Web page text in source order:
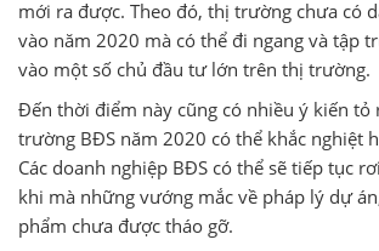
mới ra được. Theo đó, thị trường chưa có
vào năm 2020 mà có thể đi ngang và tập
vào một số chủ đầu tư lớn trên thị trường.
Đến thời điểm này cũng có nhiều ý kiến tỏ
trường BĐS năm 2020 có thể khắc nghiệt
Các doanh nghiệp BĐS có thể sẽ tiếp tục
khi mà những vướng mắc về pháp lý dự
phẩm chưa được tháo gỡ.